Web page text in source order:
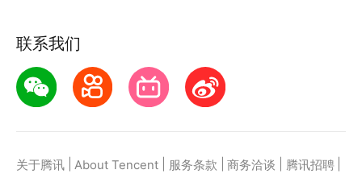
联系我们
关于腾讯 About Tencent 服务条款 商务洽谈 腾讯招聘